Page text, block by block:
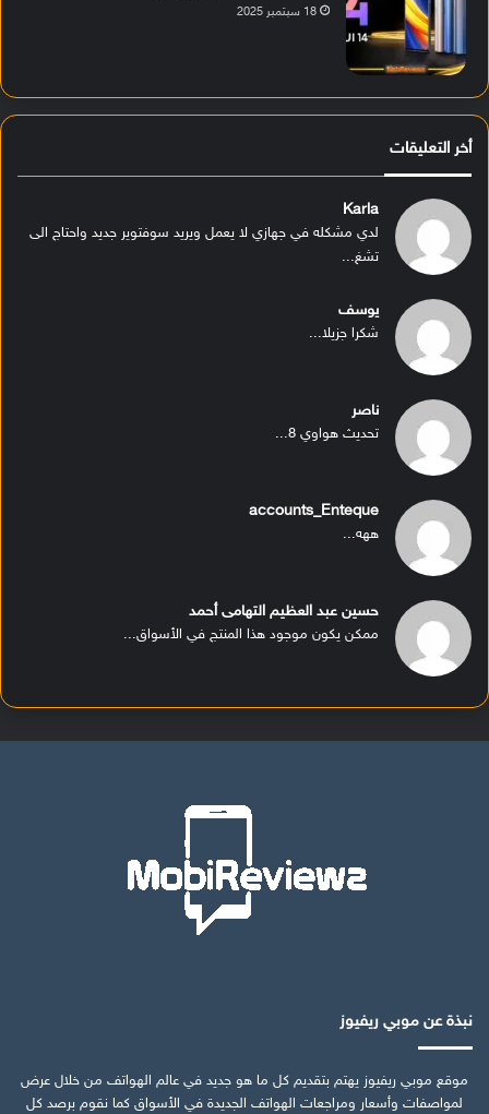
18 سبتمبر 2025
أخر التعليقات
Karla
لدي مشكله في جهازي لا يعمل ويريد سوفتوير جديد واحتاج الى
تشغ...
يوسف
شكرا جزيلا...
ناصر
تحديث هواوي 8...
accounts_Enteque
ههه...
حسين عبد العظيم التهامى أحمد
ممكن يكون موجود هذا المنتج في الأسواق...
نبذة عن موبي ريفيوز
موقع موبي ريفيوز يهتم بتقديم كل ما هو جديد في عالم الهواتف من خلال عرض
لمواصفات وأسعار ومراجعات الهواتف الجديدة في الأسواق كما نقوم برصد كل